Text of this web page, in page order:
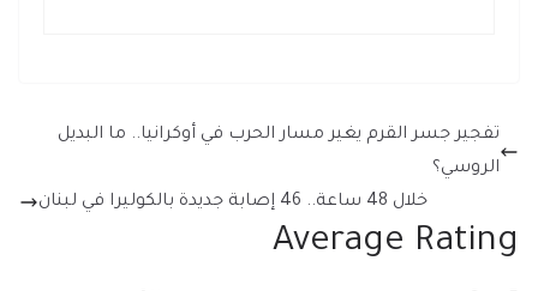
تفجير جسر القرم يغير مسار الحرب في أوكرانيا.. ما البديل
الروسي؟
خلال 48 ساعة.. 46 إصابة جديدة بالكوليرا في لبنان
Average Rating